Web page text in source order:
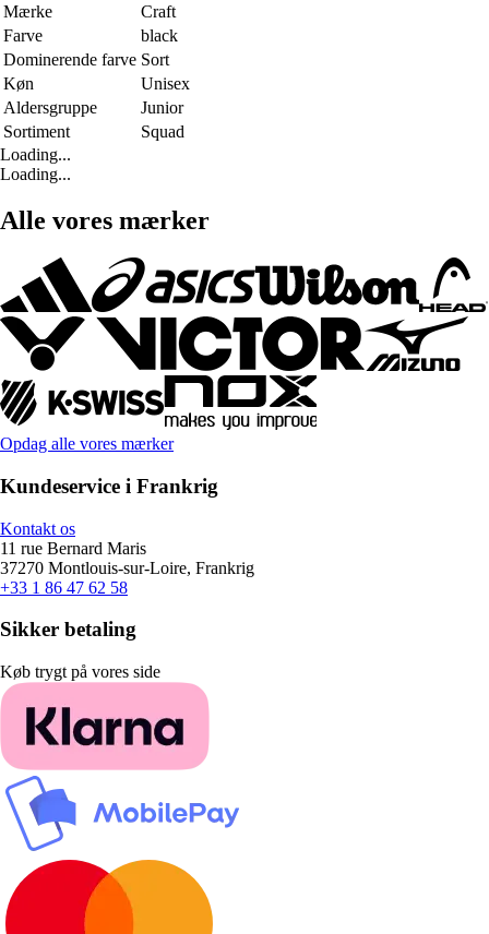
Mærke
Craft
Farve
black
Dominerende farve Sort
Køn
Unisex
Aldersgruppe
Junior
Sortiment
Squad
Loading...
Loading...
Alle vores mærker
Opdag alle vores mærker
Kundeservice i Frankrig
Kontakt os
11 rue Bernard Maris
37270 Montlouis-sur-Loire, Frankrig
+33 1 86 47 62 58
Sikker betaling
Køb trygt på vores side